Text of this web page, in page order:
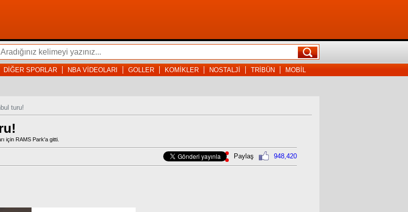
DİĞER SPORLAR NBA VİDEOLARI GOLLER KOMİKLER NOSTALJİ TRİBÜN MOBİL
turu!
için RAMS Park'a gitti.
948,420
Paylaş